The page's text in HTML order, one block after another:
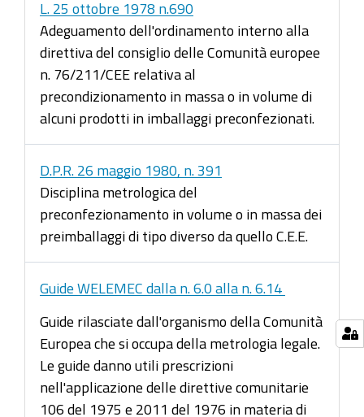
L. 25 ottobre 1978 n.690
Adeguamento dell'ordinamento interno alla
direttiva del consiglio delle Comunità europee
n. 76/211/CEE relativa al
precondizionamento in massa o in volume di
alcuni prodotti in imballaggi preconfezionati.
D.P.R. 26 maggio 1980, n. 391
Disciplina metrologica del
preconfezionamento in volume o in massa dei
preimballaggi di tipo diverso da quello C.E.E.
Guide WELEMEC dalla n. 6.0 alla n. 6.14
Guide rilasciate dall'organismo della Comunità
Europea che si occupa della metrologia legale.
Le guide danno utili prescrizioni
nell'applicazione delle direttive comunitarie
106 del 1975 e 2011 del 1976 in materia di